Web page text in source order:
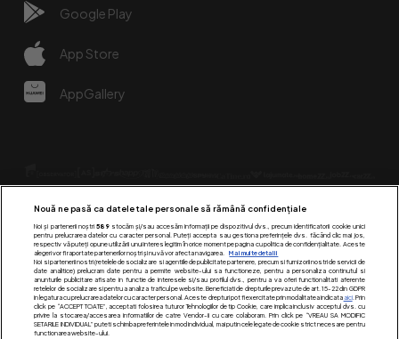
Google Play
App Store
AppGallery
Urmărește-ne pe:
Nouă ne pasă ca datele tale personale să rămână confidențiale
Noi și partenerii noștri 589stocăm și/sau accesăm informații pe dispozitivul dvs., precum identificatorii cookie unici
pentru prelucrarea datelor cu caracter personal. Puteți accepta sau gestiona preferințele dvs. făcând clic mai jos,
respectiv vă puteți opune utilizării unui interes legitim în orice moment pe pagina cu politica de confidențialitate. Aceste
alegeri vor fi raportate partenerilor noștri și nu vă vor afecta navigarea.
Mai multe detalii
Noi si partenerii nostri (retelele de socializare si agentiile de publicitate partenere, precum si furnizorii nostri de servicii de
date analitice) prelucram date pentru a permite website-ului sa functioneze, pentru a personaliza continutul si
anunturile publicitare afisate in functie de interesele si/sau profilul dvs., pentru a va oferi functionalitati aferente
retelelor de socializare si pentru a analiza traficul pe website. Beneficiati de drepturile prevazute de art. 15-22 din GDPR
in legatura cu prelucrarea datelor cu caracter personal. Aceste drepturi pot fi exercitate prin modalitatea indicataaici. Prin
click pe “ACCEPT TOATE”, acceptati folosirea tuturor Tehnologiilor de tip Cookie, care implica inclusiv acceptul dvs. cu
privire la stocarea/accesarea informatiilor de catre Vendor-ii cu care colaboram. Prin click pe “VREAU SA MODIFIC
SETARILE INDIVIDUAL” puteti schimba preferintele in mod individual, mai putin cele legate de cookie strict necesare pentru
functionarea website-ului.